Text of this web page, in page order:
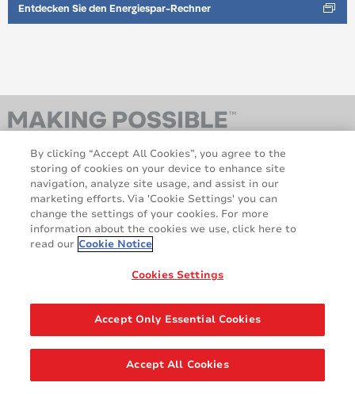
Entdecken Sie den Energiespar-Rechner
AveryDennison.com
Über uns
Rechtliche und
Haftungsausschluss
Teilen
© 2026 Avery Dennison Corporation. Alle Rechte vorbehalten.
By clicking “Accept All Cookies”, you agree to the
storing of cookies on your device to enhance site
navigation, analyze site usage, and assist in our
marketing efforts. Via 'Cookie Settings' you can
change the settings of your cookies. For more
information about the cookies we use, click here to
read our Cookie Notice
Cookies Settings
Accept Only Essential Cookies
Accept All Cookies